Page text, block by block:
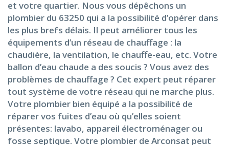
et votre quartier. Nous vous dépêchons un
plombier du 63250 qui a la possibilité d’opérer dans
les plus brefs délais. Il peut améliorer tous les
équipements d’un réseau de chauffage : la
chaudière, la ventilation, le chauffe-eau, etc. Votre
ballon d’eau chaude a des soucis ? Vous avez des
problèmes de chauffage ? Cet expert peut réparer
tout système de votre réseau qui ne marche plus.
Votre plombier bien équipé a la possibilité de
réparer vos fuites d’eau où qu’elles soient
présentes: lavabo, appareil électroménager ou
fosse septique. Votre plombier de Arconsat peut